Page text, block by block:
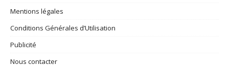
Mentions légales
Conditions Générales d’Utilisation
Publicité
Nous contacter